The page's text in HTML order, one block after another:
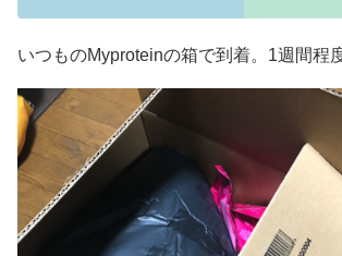
いつものMyproteinの箱で到着。1週間程